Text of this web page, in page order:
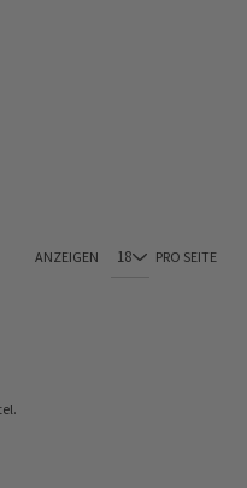
ANZEIGEN PRO SEITE